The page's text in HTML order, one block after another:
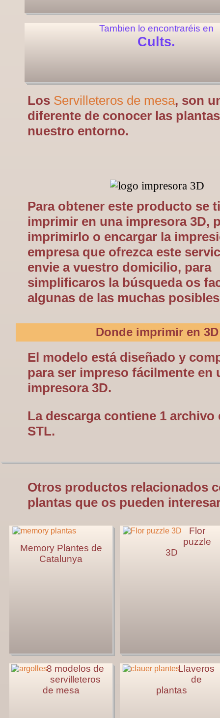
Tambien lo encontraréis en
Cults.
Los Servilleteros de mesa, son
diferente de conocer las
nuestro entorno.
Para obtener este producto se
imprimir en una impresora 3D,
imprimirlo o encargar la
empresa que ofrezca este
envie a vuestro domicilio, para
simplificaros la búsqueda os
algunas de las muchas
Donde imprimir en 3D
El modelo está diseñado y
para ser impreso fácilmente en
impresora 3D.
La descarga contiene 1 archivo
STL.
Otros productos relacionados
plantas que os pueden
Memory Plantes de
Catalunya
Flor
puzzle
3D
8 modelos de
servilleteros
de mesa
Llaveros
de
plantas